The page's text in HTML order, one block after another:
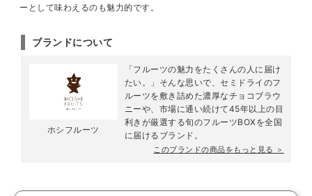
ーとして味わえるのも魅力的です。
ブランドについて
ホシフルーツ
「フルーツの魅力をたくさんの人に届け
たい。」そんな思いで、セミドライのフ
ルーツを敷き詰めた濃厚なチョコブラウ
ニーや、市場に通い続けて45年以上の目
利きが厳選する旬のフルーツBOXを全国
に届けるブランド。
このブランドの商品をもっと見る ＞